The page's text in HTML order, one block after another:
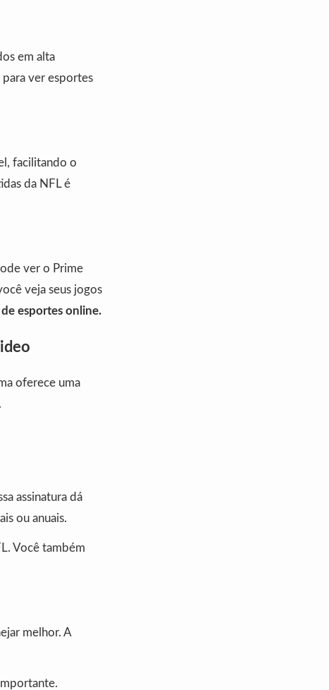
em alta
para ver esportes
facilitando o
da NFL é
ver o Prime
veja seus jogos
esportes online.
oferece uma
assinatura dá
ou anuais.
Você também
melhor. A